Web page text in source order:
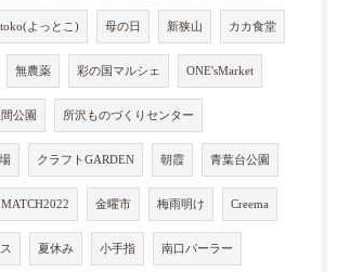
よっとこ) 母の日 新狭山 カカ食堂
無農薬 彩の国マルシェ ONE'sMarket
公園 所沢ものづくりセンター
クラフトGARDEN 朝霞 青葉台公園
金曜市 梅雨明け Creema
夏休み 小手指 南口パーラー